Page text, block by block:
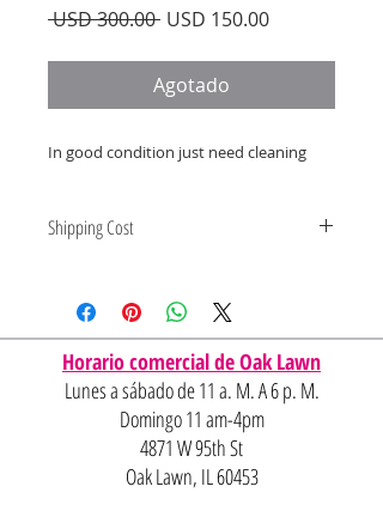
USD 300.00 Precio
USD 150.00Precio
Agotado
In good condition just need cleaning
Shipping Cost
for IL and IN. State to state
shipping may be an additional cost.
Horario comercial de Oak Lawn
Lunes a sábado de 11 a. M. A 6 p. M.
Domingo 11 am-4pm
4871 W 95th St
Oak Lawn, IL 60453